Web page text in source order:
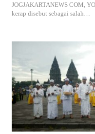
JOGJAKARTANEWS COM,
kerap disebut sebagai salah…